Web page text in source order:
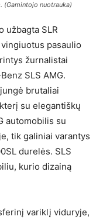
(Gamintojo nuotrauka)
užbagta SLR
pasaulio
žurnalistai
SLS AMG.
brutaliai
su elegantiškų
automobilis su
tik galiniai varantys
durelės. SLS
kurio dizainą
variklį viduryje,